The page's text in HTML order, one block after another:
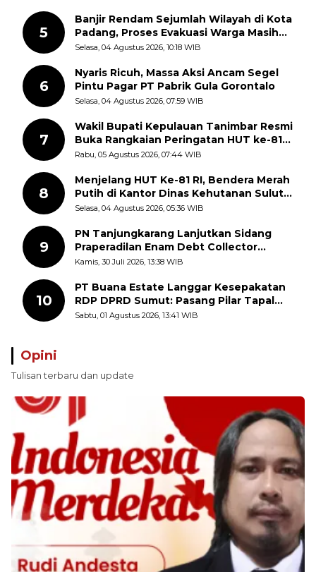
5
Banjir Rendam Sejumlah Wilayah di Kota
Padang, Proses Evakuasi Warga Masih
Berlangsung
Selasa, 04 Agustus 2026, 10:18 WIB
6
Nyaris Ricuh, Massa Aksi Ancam Segel
Pintu Pagar PT Pabrik Gula Gorontalo
Selasa, 04 Agustus 2026, 07:59 WIB
7
Wakil Bupati Kepulauan Tanimbar Resmi
Buka Rangkaian Peringatan HUT ke-81
Kemerdekaan RI, ASN Diajak Perkuat
Rabu, 05 Agustus 2026, 07:44 WIB
8
Menjelang HUT Ke-81 RI, Bendera Merah
Putih di Kantor Dinas Kehutanan Sulut
Disorot Warga
Selasa, 04 Agustus 2026, 05:36 WIB
9
PN Tanjungkarang Lanjutkan Sidang
Praperadilan Enam Debt Collector
dengan Pemeriksaan Saksi
Kamis, 30 Juli 2026, 13:38 WIB
10
PT Buana Estate Langgar Kesepakatan
RDP DPRD Sumut: Pasang Pilar Tapal
Batas Sepihak Tanpa Libatkan
Sabtu, 01 Agustus 2026, 13:41 WIB
Opini
Tulisan terbaru dan update